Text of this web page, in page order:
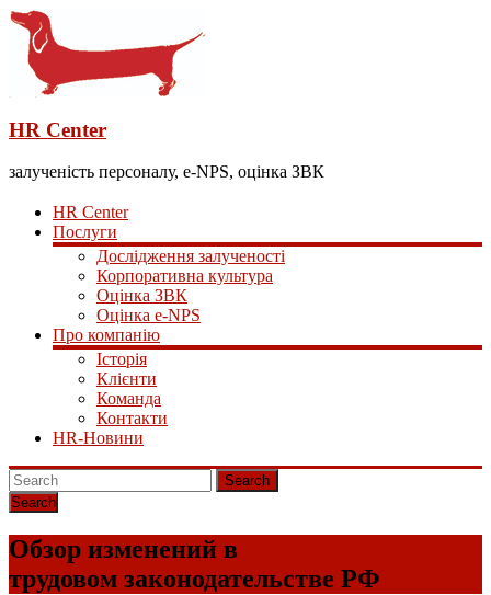
HR Center
залученість персоналу, e-NPS, оцінка ЗВК
HR Center
Послуги
Дослідження залученості
Корпоративна культура
Оцінка ЗВК
Оцінка e-NPS
Про компанію
Історія
Клієнти
Команда
Контакти
HR-Новини
Search
Обзор изменений в
трудовом законодательстве РФ